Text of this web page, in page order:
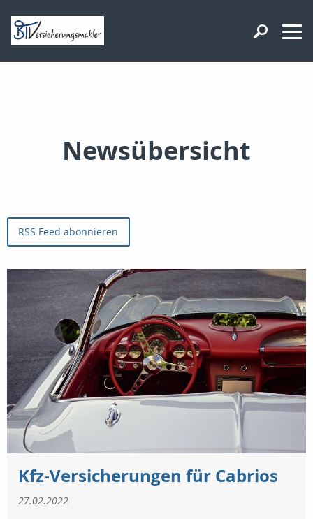
Newsübersicht
RSS Feed abonnieren
Kfz-Versicherungen für Cabrios
27.02.2022